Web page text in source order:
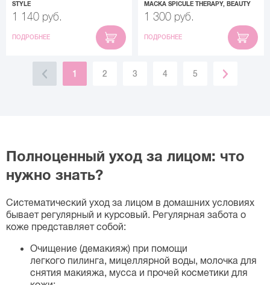
STYLE
1 140 руб.
ПОДРОБНЕЕ
МАСКА SPICULE THERAPY, BEAUTY
STYLE, НАБОР МАСОК 6 САШЕ
1 300 руб.
ПОДРОБНЕЕ
1 2 3 4 5
Полноценный уход за лицом: что
нужно знать?
Систематический уход за лицом в домашних условиях
бывает регулярный и курсовый. Регулярная забота о
коже представляет собой:
Очищение (демакияж) при помощи
легкого пилинга, мицеллярной воды, молочка для
снятия макияжа, мусса и прочей косметики для